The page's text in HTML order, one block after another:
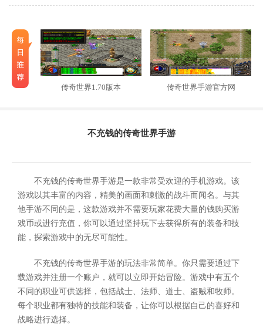
传奇世界1.70版本 传奇世界手游官方网
不充钱的传奇世界手游
不充钱的传奇世界手游是一款非常受欢迎的手机游戏。该
游戏以其丰富的内容，精美的画面和刺激的战斗而闻名。与其
他手游不同的是，这款游戏并不需要玩家花费大量的钱购买游
戏币或进行充值，你可以通过坚持玩下去获得所有的装备和技
能，探索游戏中的无尽可能性。
不充钱的传奇世界手游的玩法非常简单。你只需要通过下
载游戏并注册一个账户，就可以立即开始冒险。游戏中有五个
不同的职业可供选择，包括战士、法师、道士、盗贼和牧师。
每个职业都有独特的技能和装备，让你可以根据自己的喜好和
战略进行选择。